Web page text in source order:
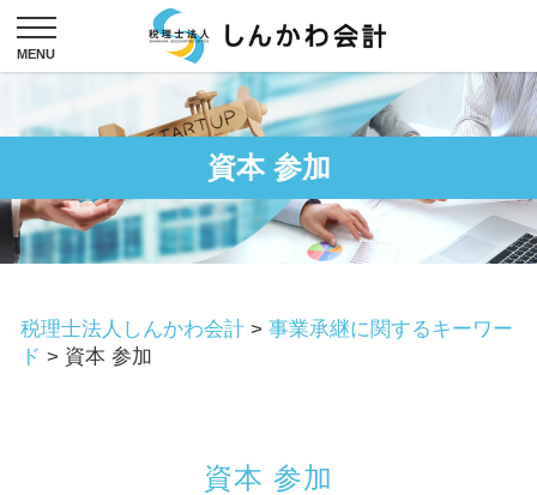
資本 参加
税理士法人しんかわ会計 > 事業承継に関するキーワー
ド > 資本 参加
資本 参加